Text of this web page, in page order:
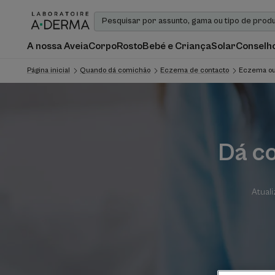
A nossa AveiaCorpoRostoBebé e CriançaSolar
Página inicial Quando dá comichão Eczema de contacto Eczema
Dá